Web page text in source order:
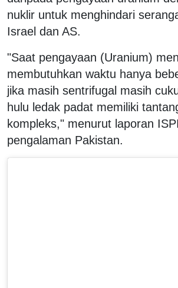
nuklir untuk menghindari
Israel dan AS.
"Saat pengayaan (Uranium)
membutuhkan waktu hanya
jika masih sentrifugal masih
hulu ledak padat memiliki
kompleks," menurut laporan
pengalaman Pakistan.